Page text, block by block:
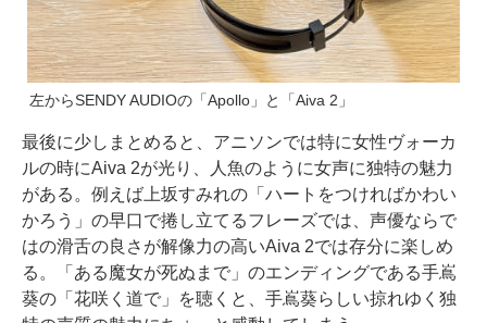
左からSENDY AUDIOの「Apollo」と「Aiva 2」
最後に少しまとめると、アニソンでは特に女性ヴォーカ
ルの時にAiva 2が光り、人魚のように女声に独特の魅力
がある。例えば上坂すみれの「ハートをつければかわい
かろう」の早口で捲し立てるフレーズでは、声優ならで
はの滑舌の良さが解像力の高いAiva 2では存分に楽しめ
る。「ある魔女が死ぬまで」のエンディングである手嶌
葵の「花咲く道で」を聴くと、手嶌葵らしい掠れゆく独